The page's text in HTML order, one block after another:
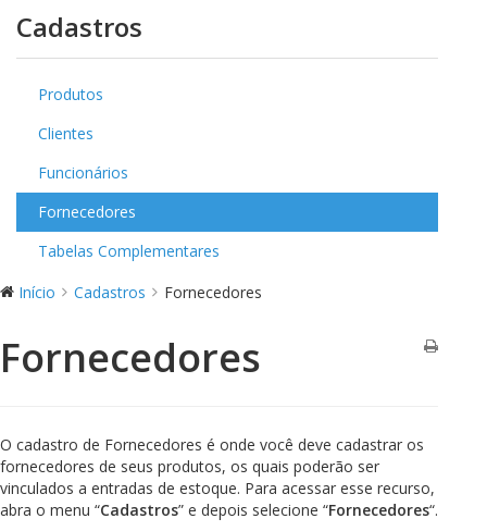
Cadastros
Produtos
Clientes
Funcionários
Fornecedores
Tabelas Complementares
Início
Cadastros Fornecedores
Fornecedores
O cadastro de Fornecedores é onde você deve cadastrar os
fornecedores de seus produtos, os quais poderão ser
vinculados a entradas de estoque. Para acessar esse recurso,
abra o menu “Cadastros” e depois selecione “Fornecedores“.